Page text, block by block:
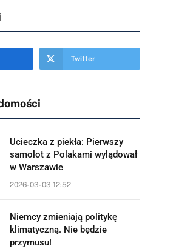
Twitter
Ucieczka z piekła: Pierwszy
samolot z Polakami wylądował
w Warszawie
2026-03-03 12:52
Niemcy zmieniają politykę
klimatyczną. Nie będzie
przymusu!